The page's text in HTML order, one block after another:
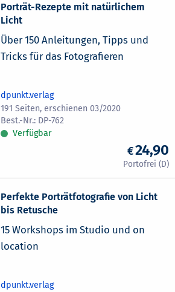
Porträt-Rezepte mit natürlichem
Licht
Über 150 Anleitungen, Tipps und
Tricks für das Fotografieren
dpunkt.verlag
191 Seiten, erschienen 03/2020
DP-762
Verfügbar
24,90
Perfekte Porträtfotografie von Licht
bis Retusche
15 Workshops im Studio und on
location
dpunkt.verlag